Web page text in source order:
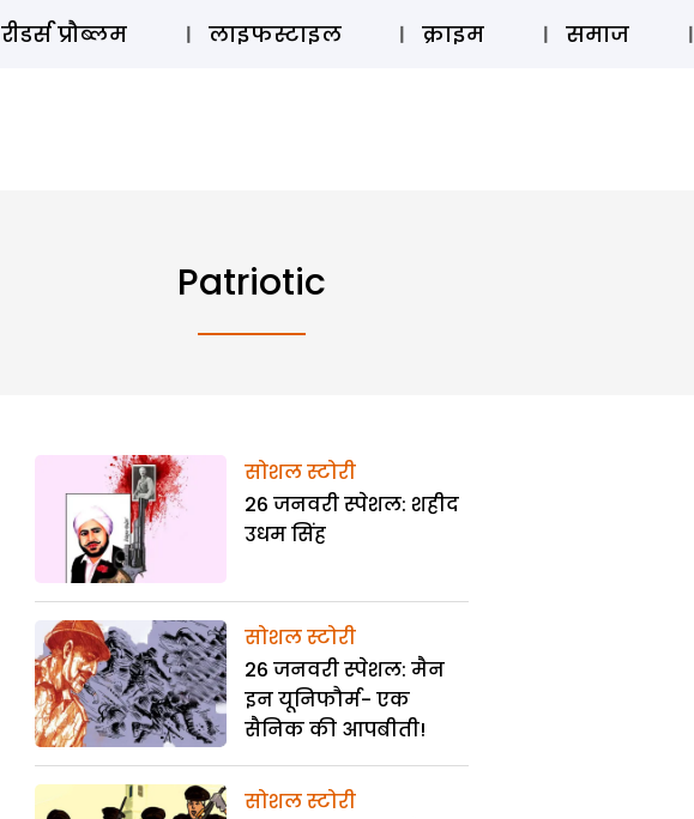
ऑडियो स्टोरी लॉग इन
रीडर्स प्रौब्लम लाइफस्टाइल क्राइम समाज
Patriotic
सोशल स्टोरी
26 जनवरी स्पेशल: शहीद
उधम सिंह
सोशल स्टोरी
26 जनवरी स्पेशल: मैन
इन यूनिफौर्म- एक
सैनिक की आपबीती!
सोशल स्टोरी